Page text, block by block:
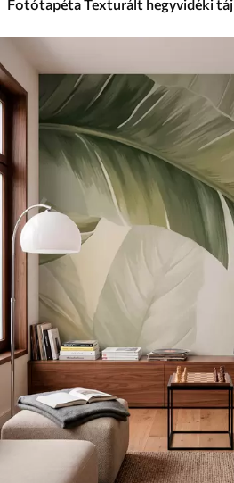
Fotótapéta Texturált hegyvidéki táj